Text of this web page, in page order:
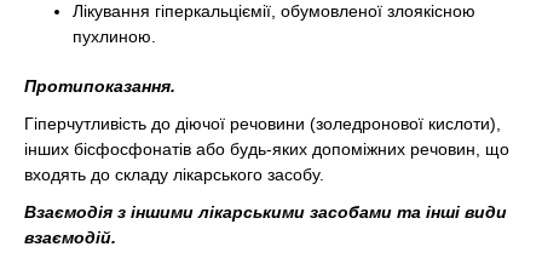
Лікування гіперкальціємії, обумовленої злоякісною
пухлиною.
Протипоказання.
Гіперчутливість до діючої речовини (золедронової кислоти),
інших бісфосфонатів або будь-яких допоміжних речовин, що
входять до складу лікарського засобу.
Взаємодія з іншими лікарськими засобами та інші види
взаємодій.